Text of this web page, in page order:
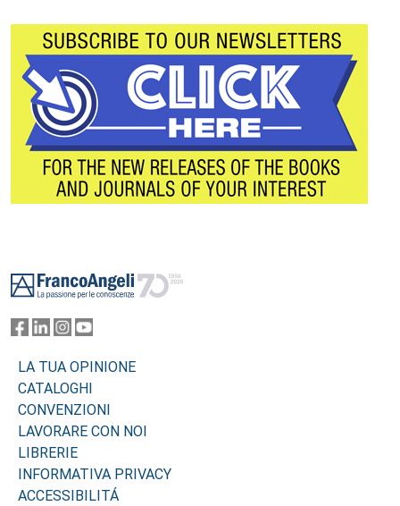
LA TUA OPINIONE
CATALOGHI
CONVENZIONI
LAVORARE CON NOI
LIBRERIE
INFORMATIVA PRIVACY
ACCESSIBILITÁ